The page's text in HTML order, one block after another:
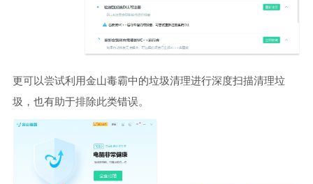
更可以尝试利用金山毒霸中的垃圾清理进行深度扫描清理垃
圾，也有助于排除此类错误。